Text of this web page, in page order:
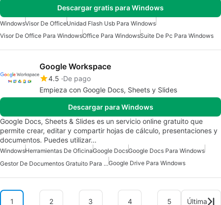
Descargar gratis para Windows
WindowsVisor De OfficeUnidad Flash Usb Para Windows
Visor De Office Para WindowsOffice Para WindowsSuite De Pc Para Windows
Google Workspace
4.5 De pago
Empieza con Google Docs, Sheets y Slides
Descargar para Windows
Google Docs, Sheets & Slides es un servicio online gratuito que
permite crear, editar y compartir hojas de cálculo, presentaciones y
documentos. Puedes utilizar…
WindowsHerramientas De OficinaGoogle DocsGoogle Docs Para Windows
Gestor De Documentos Gratuito Para WindowsGoogle Drive Para Windows
1 2 3 4 5 Última